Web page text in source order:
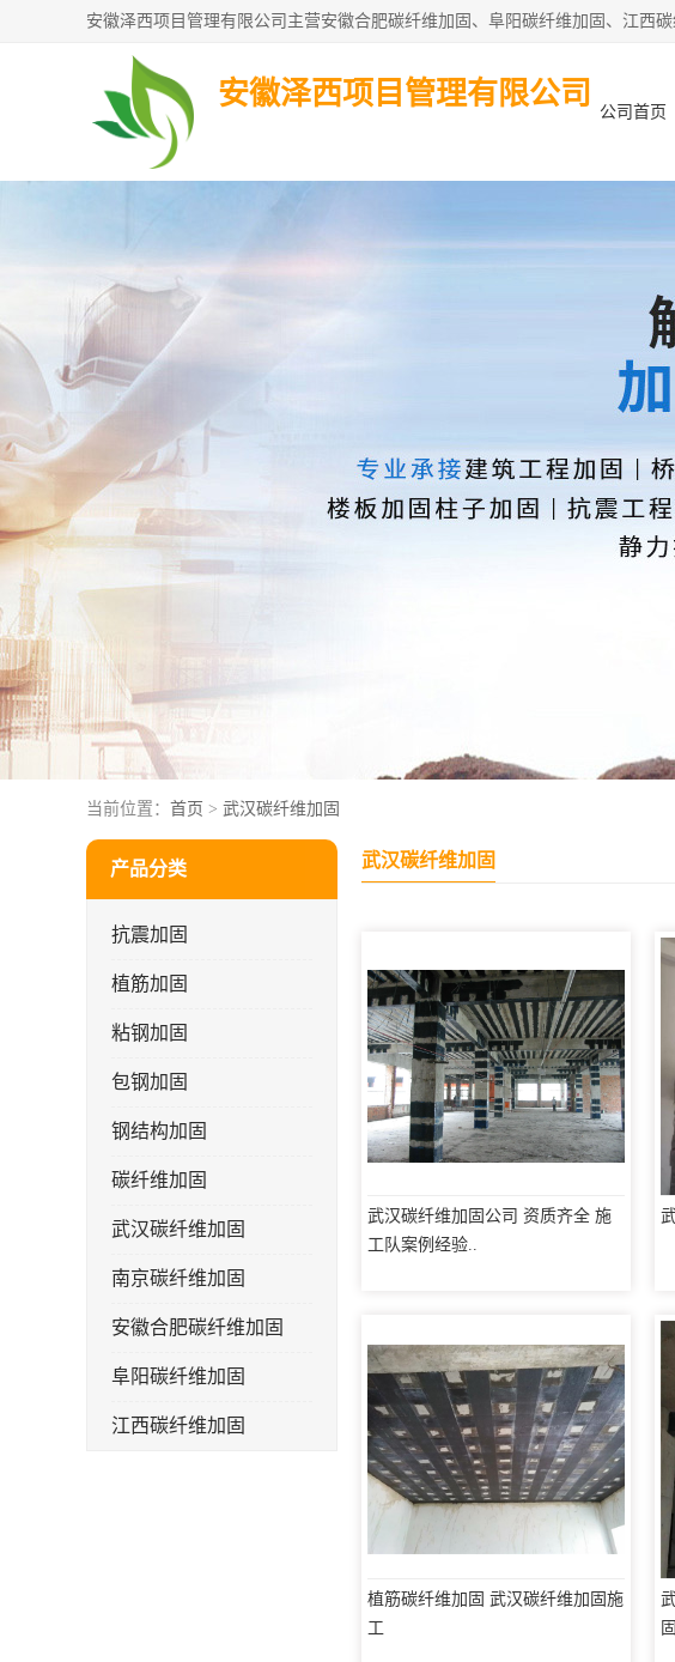
安徽泽西项目管理有限公司
公司首页
当前位置： 首页 > 武汉碳纤维加固
产品分类
抗震加固
植筋加固
粘钢加固
包钢加固
钢结构加固
碳纤维加固
武汉碳纤维加固
南京碳纤维加固
安徽合肥碳纤维加固
阜阳碳纤维加固
江西碳纤维加固
武汉碳纤维加固
武汉碳纤维加固公司 资质齐全 施
工队案例经验..
植筋碳纤维加固 武汉碳纤维加固施
工
固